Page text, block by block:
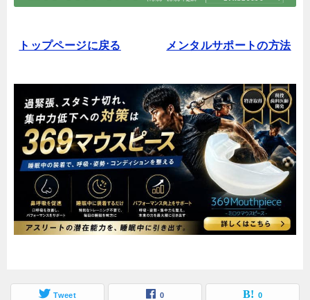
トップページに戻る メンタルサポートの方法
Tweet 0 0